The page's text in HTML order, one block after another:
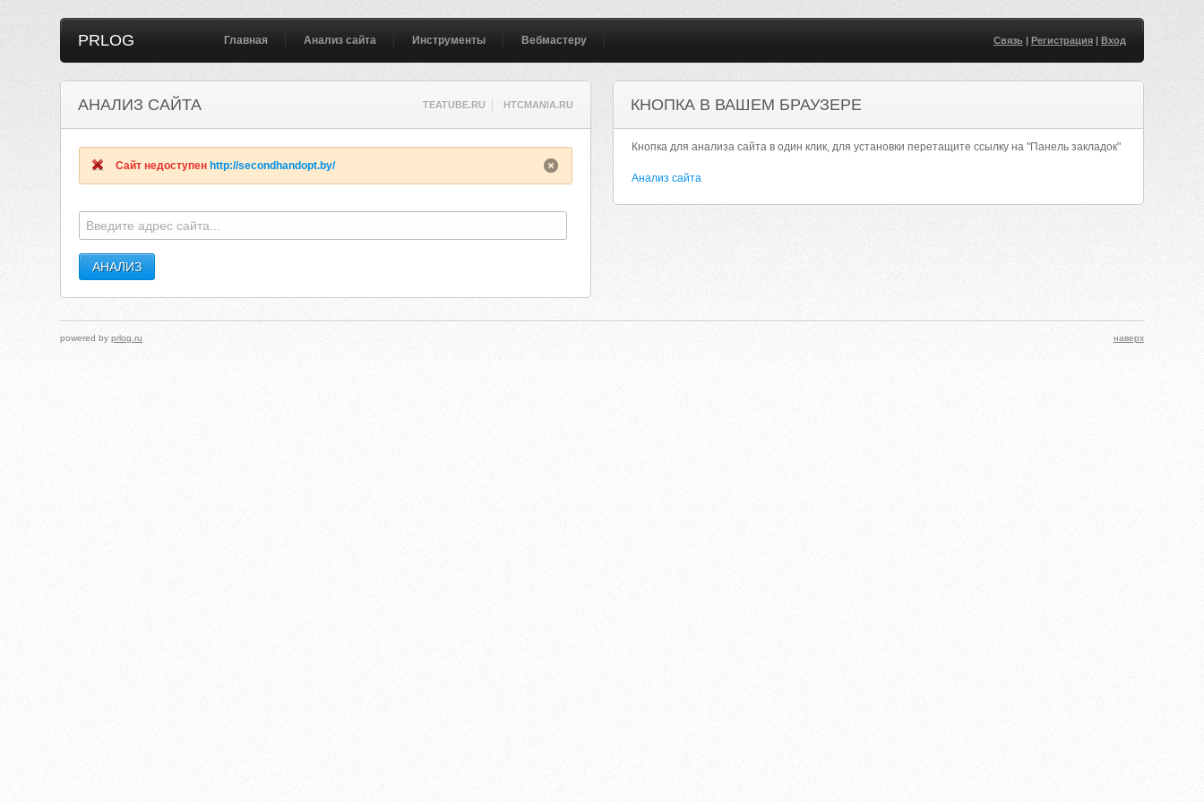
PRLOG Главная Анализ сайта Инструменты Вебмастеру Связь| Регистрация| Вход
АНАЛИЗ САЙТА TEATUBE.RU HTCMANIA.RU
Сайт недоступен http://secondhandopt.by/
КНОПКА В ВАШЕМ БРАУЗЕРЕ
Кнопка для анализа сайта в один клик, для установки перетащите ссылку на "Панель закладок"
Анализ сайта
powered byprlog.ru наверх